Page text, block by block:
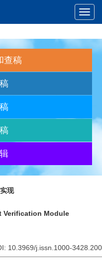
查稿
现
Verification Module
10.3969/j.issn.1000-